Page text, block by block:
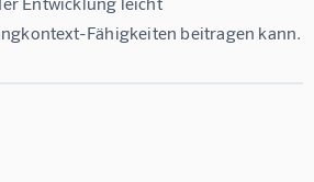
Fähigkeiten beitragen kann.